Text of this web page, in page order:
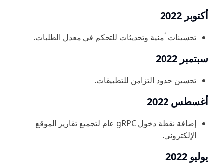
أكتوبر 2022
تحسينات أمنية وتحديثات للتحكم في معدل الطلبات.
سبتمبر 2022
تحسين حدود التزامن للتطبيقات.
أغسطس 2022
إضافة نقطة دخول gRPC عام لتجميع تقارير الموقع
الإلكتروني.
يوليو 2022